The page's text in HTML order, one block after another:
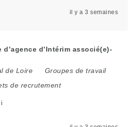
il y a 3 semaines
d’Intérim associé(e)-
de Loire
Groupes de travail
de recrutement